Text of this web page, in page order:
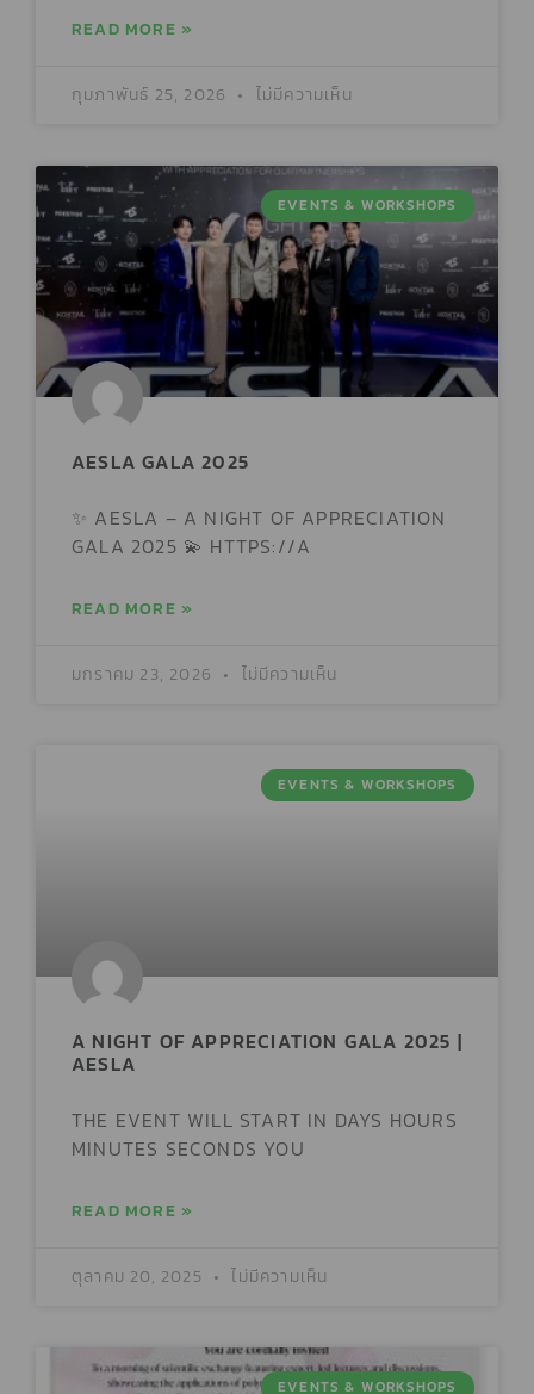
READ MORE »
กุมภาพันธ์ 25, 2026 ไม่มีความเห็น
EVENTS & WORKSHOPS
AESLA GALA 2025
✨ AESLA – A NIGHT OF APPRECIATION
GALA 2025 💫 HTTPS://A
READ MORE »
มกราคม 23, 2026 ไม่มีความเห็น
EVENTS & WORKSHOPS
A NIGHT OF APPRECIATION GALA 2025 |
AESLA
THE EVENT WILL START IN DAYS HOURS
MINUTES SECONDS YOU
READ MORE »
ตุลาคม 20, 2025 ไม่มีความเห็น
EVENTS & WORKSHOPS